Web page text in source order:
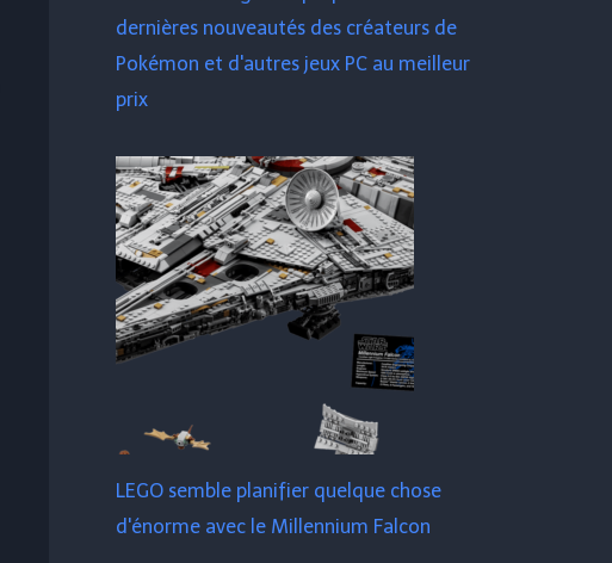
dernières nouveautés des créateurs de
Pokémon et d'autres jeux PC au meilleur
prix
LEGO semble planifier quelque chose
d'énorme avec le Millennium Falcon